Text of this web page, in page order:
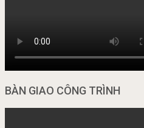
BÀN GIAO CÔNG TRÌNH